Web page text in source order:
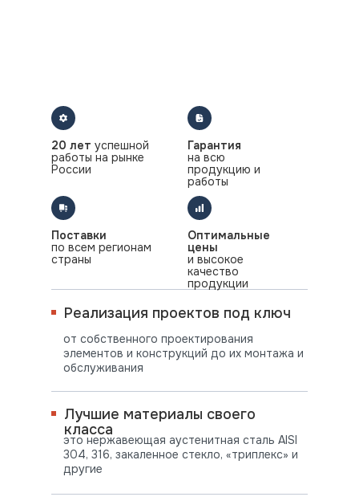
это нержавеющая аустенитная сталь AISI
304, 316, закаленное стекло, «триплекс» и
другие
от собственного проектирования
элементов и конструкций до их монтажа и
обслуживания
Лучшие материалы своего
класса
Реализация проектов под ключ
20 лет успешной
работы на рынке
России
Гарантия
на всю
продукцию и
работы
Оптимальные
цены
и высокое
качество
продукции
Поставки
по всем регионам
страны